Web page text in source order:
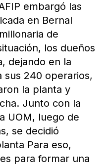
embargó las
en Bernal
de
los dueños
dejando en la
sus 240 operarios,
la planta y
Junto con la
UOM, luego de
se decidió
Para eso,
para formar una